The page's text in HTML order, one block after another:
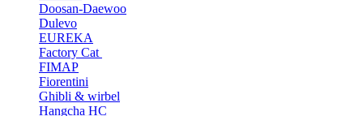
Doosan-Daewoo
Dulevo
EUREKA
Factory Cat
FIMAP
Fiorentini
Ghibli & wirbel
Hangcha HC